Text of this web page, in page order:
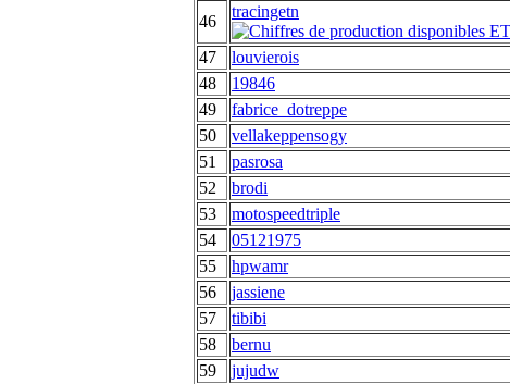
46
tracingetn
47
louvierois
48
19846
49
fabrice_dotreppe
50
vellakeppensogy
51
pasrosa
52
brodi
53
motospeedtriple
54
05121975
55
hpwamr
56
jassiene
57
tibibi
58
bernu
59
jujudw